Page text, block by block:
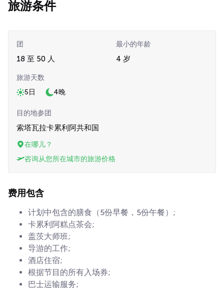
旅游条件
团
18 至 50 人
最小的年龄
4 岁
旅游天数
5日
4晚
目的地参团
索塔瓦拉卡累利阿共和国
在哪儿？
咨询从您所在城市的旅游价格
费用包含
计划中包含的膳食（5份早餐，5份午餐）;
卡累利阿糕点茶会;
盖茨大师班;
导游的工作;
酒店住宿;
根据节目的所有入场券;
巴士运输服务;